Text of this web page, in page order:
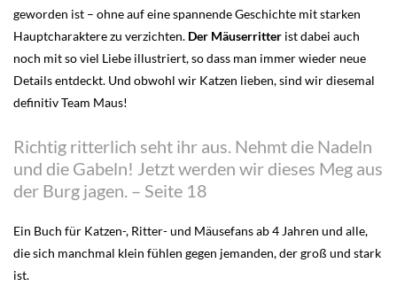
geworden ist – ohne auf eine spannende Geschichte mit starken
Hauptcharaktere zu verzichten. Der Mäuserritter ist dabei auch
noch mit so viel Liebe illustriert, so dass man immer wieder neue
Details entdeckt. Und obwohl wir Katzen lieben, sind wir diesemal
definitiv Team Maus!
Richtig ritterlich seht ihr aus. Nehmt die Nadeln
und die Gabeln! Jetzt werden wir dieses Meg aus
der Burg jagen. – Seite 18
Ein Buch für Katzen-, Ritter- und Mäusefans ab 4 Jahren und alle,
die sich manchmal klein fühlen gegen jemanden, der groß und stark
ist.